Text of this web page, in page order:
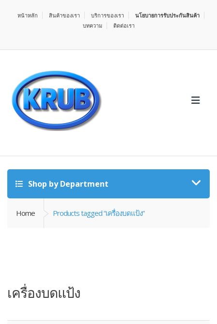
หน้าหลัก สินค้าของเรา บริการของเรา
นโยบายการรับประกันสินค้า
บทความ
ติดต่อเรา
Shop by Department
Home Products tagged “เครื่องบดแป้ง”
เครื่องบดแป้ง